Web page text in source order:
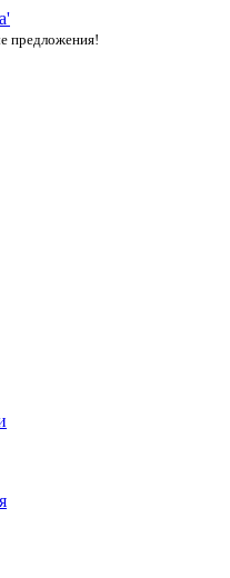
предложения!